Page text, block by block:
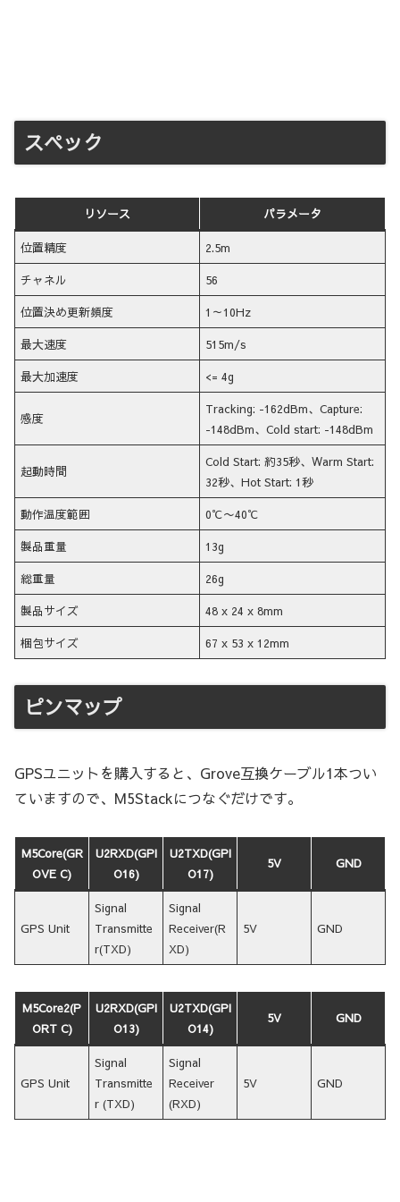
スペック
リソース パラメータ
位置精度 2.5m
チャネル 56
位置決め更新頻度 1～10Hz
最大速度 515m/s
最大加速度 <= 4g
感度
Tracking: -162dBm、Capture:
-148dBm、Cold start: -148dBm
起動時間
Cold Start: 約35秒、Warm Start:
32秒、Hot Start: 1秒
動作温度範囲 0℃〜40℃
製品重量 13g
総重量 26g
製品サイズ 48 x 24 x 8mm
梱包サイズ 67 x 53 x 12mm
ピンマップ
GPSユニットを購入すると、Grove互換ケーブル1本つい
ていますので、M5Stackにつなぐだけです。
M5Core(GR
OVE C)
U2RXD(GPI
O16)
U2TXD(GPI
O17)
5V GND
GPS Unit
Signal
Transmitte
r(TXD)
Signal
Receiver(R
XD)
5V GND
M5Core2(P
ORT C)
U2RXD(GPI
O13)
U2TXD(GPI
O14)
5V GND
GPS Unit
Signal
Transmitte
r (TXD)
Signal
Receiver
(RXD)
5V GND